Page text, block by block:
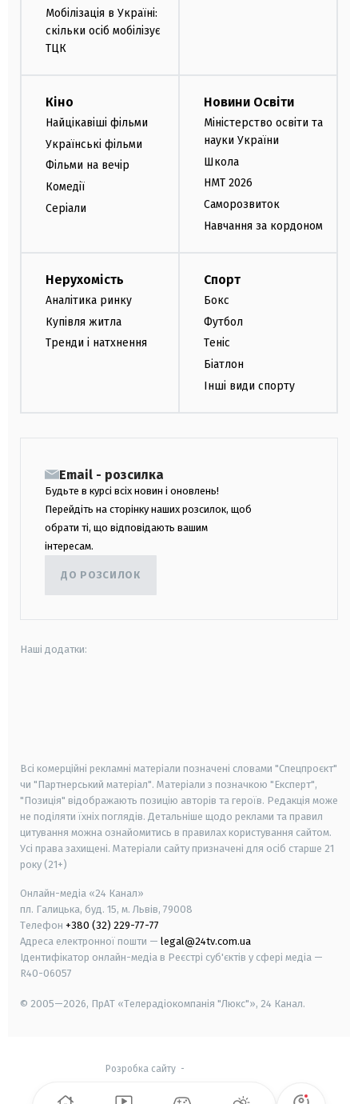
Мобілізація в Україні:
скільки осіб мобілізує
ТЦК
Кіно
Найцікавіші фільми
Українські фільми
Фільми на вечір
Комедії
Серіали
Новини Освіти
Міністерство освіти та
науки України
Школа
НМТ 2026
Саморозвиток
Навчання за кордоном
Нерухомість
Аналітика ринку
Купівля житла
Тренди і натхнення
Спорт
Бокс
Футбол
Теніс
Біатлон
Інші види спорту
Email - розсилка
Будьте в курсі всіх новин і оновлень!
Перейдіть на сторінку наших розсилок, щоб
обрати ті, що відповідають вашим
інтересам.
ДО РОЗСИЛОК
Наші додатки:
Всі комерційні рекламні матеріали позначені словами "Спецпроєкт"
чи "Партнерський матеріал". Матеріали з позначкою "Експерт",
"Позиція" відображають позицію авторів та героїв. Редакція може
не поділяти їхніх поглядів. Детальніше щодо реклами та правил
цитування можна ознайомитись в правилах користування сайтом.
Усі права захищені. Матеріали сайту призначені для осіб старше 21
року (21+)
Онлайн-медіа «24 Канал»
пл. Галицька, буд. 15, м. Львів, 79008
Телефон +380 (32) 229-77-77
Адреса електронної пошти — legal@24tv.com.ua
Ідентифікатор онлайн-медіа в Реєстрі суб'єктів у сфері медіа —
R40-06057
© 2005—2026, ПрАТ «Телерадіокомпанія "Люкс"», 24 Канал.
Розробка сайту-